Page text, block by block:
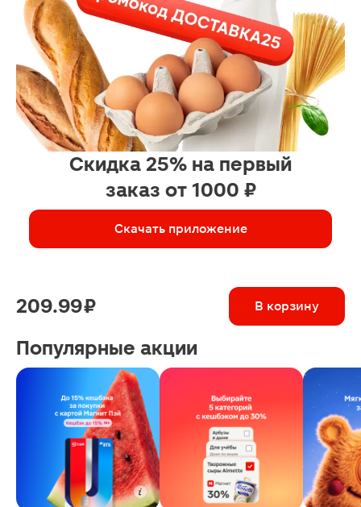
Скидка 25% на первый
заказ от 1000 ₽
Скачать приложение
209.99 ₽ В корзину
Популярные акции